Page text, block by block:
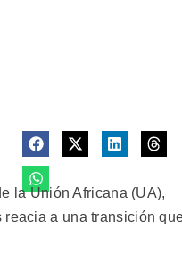
la Unión Africana (UA),
a una transición